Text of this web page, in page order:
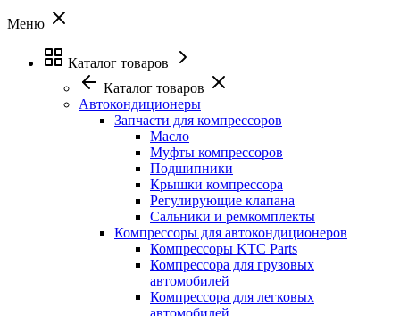
Меню
Каталог товаров
Каталог товаров
Автокондиционеры
Запчасти для компрессоров
Масло
Муфты компрессоров
Подшипники
Крышки компрессора
Регулирующие клапана
Сальники и ремкомплекты
Компрессоры для автокондиционеров
Компрессоры KTC Parts
Компрессора для грузовых
автомобилей
Компрессора для легковых
автомобилей